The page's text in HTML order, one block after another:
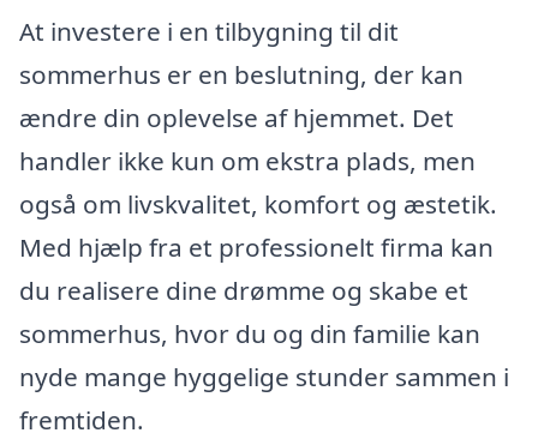
At investere i en tilbygning til dit
sommerhus er en beslutning, der kan
ændre din oplevelse af hjemmet. Det
handler ikke kun om ekstra plads, men
også om livskvalitet, komfort og æstetik.
Med hjælp fra et professionelt firma kan
du realisere dine drømme og skabe et
sommerhus, hvor du og din familie kan
nyde mange hyggelige stunder sammen i
fremtiden.